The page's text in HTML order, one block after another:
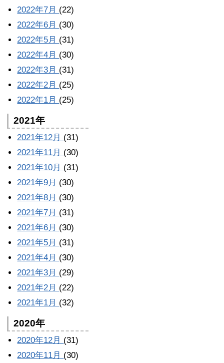
2022年7月 (22)
2022年6月 (30)
2022年5月 (31)
2022年4月 (30)
2022年3月 (31)
2022年2月 (25)
2022年1月 (25)
2021年
2021年12月 (31)
2021年11月 (30)
2021年10月 (31)
2021年9月 (30)
2021年8月 (30)
2021年7月 (31)
2021年6月 (30)
2021年5月 (31)
2021年4月 (30)
2021年3月 (29)
2021年2月 (22)
2021年1月 (32)
2020年
2020年12月 (31)
2020年11月 (30)